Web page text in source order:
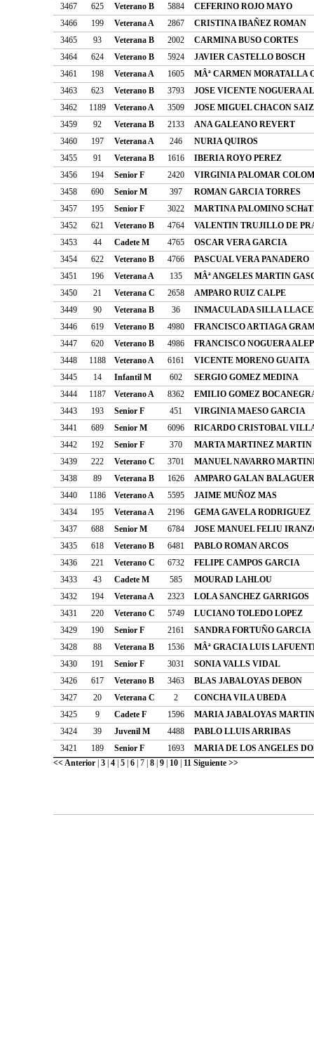
3467
625 Veterano B 5884
CEFERINO ROJO MAYO
3466
199 Veterana A 2867
CRISTINA IBAÑEZ ROMAN
3465
93 Veterana B 2002
CARMINA BUSO CORTES
3464
624 Veterano B 5924
JAVIER CASTELLO BOSCH
3461
198 Veterana A 1605
MÂª CARMEN MORATALLA
3463
623 Veterano B 3793
JOSE VICENTE NOGUERA
3462
1189 Veterano A 3509
JOSE MIGUEL CHACON SAIZ
3459
92 Veterana B 2133
ANA GALEANO REVERT
3460
197 Veterana A 246
NURIA QUIROS
3455
91 Veterana B 1616
IBERIA ROYO PEREZ
3456
194 Senior F 2420
VIRGINIA PALOMAR
3458
690 Senior M 397
ROMAN GARCIA TORRES
3457
195 Senior F 3022
MARTINA PALOMINO
3452
621 Veterano B 4764
VALENTIN TRUJILLO DE
3453
44 Cadete M 4765
OSCAR VERA GARCIA
3454
622 Veterano B 4766
PASCUAL VERA PANADERO
3451
196 Veterana A 135
MÂª ANGELES MARTIN
3450
21 Veterana C 2658
AMPARO RUIZ CALPE
3449
90 Veterana B 36
INMACULADA SILLA
3446
619 Veterano B 4980
FRANCISCO ARTIAGA
3447
620 Veterano B 4986
FRANCISCO NOGUERA
3448
1188 Veterano A 6161
VICENTE MORENO GUAITA
3445
14 Infantil M 602
SERGIO GOMEZ MEDINA
3444
1187 Veterano A 8362
EMILIO GOMEZ
3443
193 Senior F 451
VIRGINIA MAESO GARCIA
3441
689 Senior M 6096
RICARDO CRISTOBAL
3442
192 Senior F 370
MARTA MARTINEZ MARTIN
3439
222 Veterano C 3701
MANUEL NAVARRO
3438
89 Veterana B 1626
AMPARO GALAN BALAGUER
3440
1186 Veterano A 5595
JAIME MUÑOZ MAS
3434
195 Veterana A 2196
GEMA GAVELA RODRIGUEZ
3437
688 Senior M 6784
JOSE MANUEL FELIU
3435
618 Veterano B 6481
PABLO ROMAN ARCOS
3436
221 Veterano C 6732
FELIPE CAMPOS GARCIA
3433
43 Cadete M 585
MOURAD LAHLOU
3432
194 Veterana A 2323
LOLA SANCHEZ GARRIGOS
3431
220 Veterano C 5749
LUCIANO TOLEDO LOPEZ
3429
190 Senior F 2161
SANDRA FORTUÑO GARCIA
3428
88 Veterana B 1536
MÂª GRACIA LUIS
3430
191 Senior F 3031
SONIA VALLS VIDAL
3426
617 Veterano B 3463
BLAS JABALOYAS DEBON
3427
20 Veterana C 2
CONCHA VILA UBEDA
3425
9 Cadete F 1596
MARIA JABALOYAS MARTIN
3424
39 Juvenil M 4488
PABLO LLUIS ARRIBAS
3421
189 Senior F 1693
MARIA DE LOS ANGELES
<< Anterior | 3 | 4 | 5 | 6 | 7 | 8 | 9 | 10 | 11 Siguiente >>